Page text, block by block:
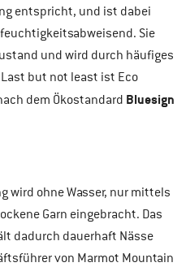
entspricht, und ist dabei
Sie
und wird durch häufiges
but not least ist Eco
dem Ökostandard Bluesign
wird ohne Wasser, nur mittels
Garn eingebracht. Das
dadurch dauerhaft Nässe
von Marmot Mountain